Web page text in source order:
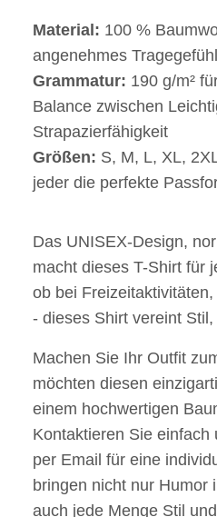
Material: 100 %
angenehmes Tragegefühl
Grammatur: 190 g/m²
Balance zwischen
Strapazierfähigkeit
Größen: S, M, L, XL,
jeder die perfekte
Das UNISEX-Design,
macht dieses T-Shirt für
ob bei
- dieses Shirt vereint
Machen Sie Ihr Outfit
möchten diesen
einem hochwertigen
Kontaktieren Sie einfach
per Email für eine
bringen nicht nur Humor
auch jede Menge Stil